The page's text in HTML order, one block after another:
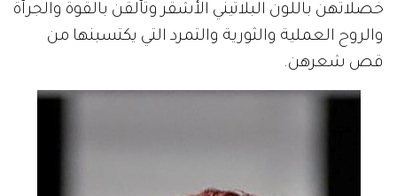
خصلاتهن باللون البلاتيني الأشقر وتألقن بالقوة والجرأة
والروح العملية والثورية والتمرد التي يكتسبنها من
قص شعرهن.